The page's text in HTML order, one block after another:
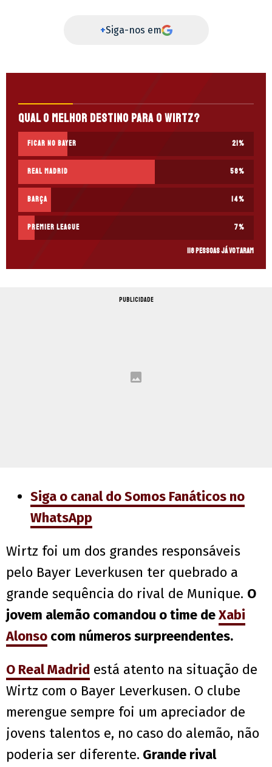
+Siga-nos em
Qual o melhor destino para o Wirtz?
Ficar no Bayer 21%
Real Madrid 58%
Barça 14%
Premier League 7%
118 pessoas já votaram
PUBLICIDADE
Siga o canal do Somos Fanáticos no
WhatsApp
Wirtz foi um dos grandes responsáveis
pelo Bayer Leverkusen ter quebrado a
grande sequência do rival de Munique. O
jovem alemão comandou o time deXabi
Alonso com números surpreendentes.
O Real Madrid está atento na situação de
Wirtz com o Bayer Leverkusen. O clube
merengue sempre foi um apreciador de
jovens talentos e, no caso do alemão, não
poderia ser diferente. Grande rival